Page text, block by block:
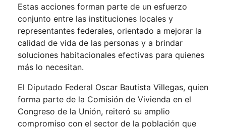
Estas acciones forman parte de un esfuerzo
conjunto entre las instituciones locales y
representantes federales, orientado a mejorar la
calidad de vida de las personas y a brindar
soluciones habitacionales efectivas para quienes
más lo necesitan.
El Diputado Federal Oscar Bautista Villegas, quien
forma parte de la Comisión de Vivienda en el
Congreso de la Unión, reiteró su amplio
compromiso con el sector de la población que